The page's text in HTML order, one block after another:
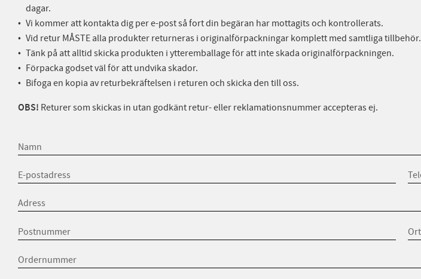
dagar.
Vi kommer att kontakta dig per e-post så fort din begäran har mottagits och kontrollerats.
Vid retur MÅSTE alla produkter returneras i originalförpackningar komplett med samtliga tillbehör.
Tänk på att alltid skicka produkten i ytteremballage för att inte skada originalförpackningen.
Förpacka godset väl för att undvika skador.
Bifoga en kopia av returbekräftelsen i returen och skicka den till oss.
OBS! Returer som skickas in utan godkänt retur- eller reklamationsnummer accepteras ej.